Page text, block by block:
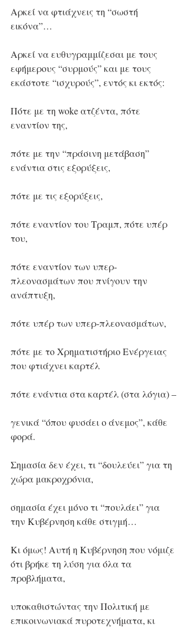
Αρκεί να φτιάχνεις τη “σωστή
εικόνα”…
Αρκεί να ευθυγραμμίζεσαι με τους
εφήμερους “συρμούς” και με τους
εκάστοτε “ισχυρούς”, εντός κι εκτός:
Πότε με τη woke ατζέντα, πότε
εναντίον της,
πότε με την “πράσινη μετάβαση”
ενάντια στις εξορύξεις,
πότε με τις εξορύξεις,
πότε εναντίον του Τραμπ, πότε υπέρ
του,
πότε εναντίον των υπερ-
πλεονασμάτων που πνίγουν την
ανάπτυξη,
πότε υπέρ των υπερ-πλεονασμάτων,
πότε με το Χρηματιστήριο Ενέργειας
που φτιάχνει καρτέλ
πότε ενάντια στα καρτέλ (στα λόγια) –
γενικά “όπου φυσάει ο άνεμος”, κάθε
φορά.
Σημασία δεν έχει, τι “δουλεύει” για τη
χώρα μακροχρόνια,
σημασία έχει μόνο τι “πουλάει” για
την Κυβέρνηση κάθε στιγμή…
Κι όμως! Αυτή η Κυβέρνηση που νόμιζε
ότι βρήκε τη λύση για όλα τα
προβλήματα,
υποκαθιστώντας την Πολιτική με
επικοινωνιακά πυροτεχνήματα, κι